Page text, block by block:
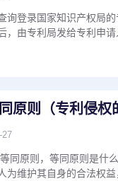
询登录国家知识产权局
，由专利局发给专利申请
原则（专利侵权
27
同原则，等同原则是什
为维护其自身的合法权益